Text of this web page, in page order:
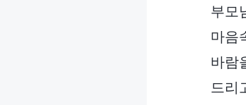
부모
마음
바람
드리